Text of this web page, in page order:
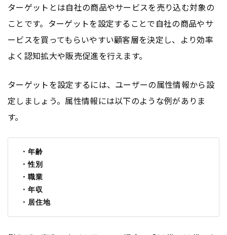
ターゲットとは自社の商品やサービスを売り込む対象の
ことです。ターゲットを設定することで自社の商品やサ
ービスを買ってもらいやすい顧客層を決定し、より効率
よく認知拡大や販売促進を行えます。
ターゲットを設定するには、ユーザーの属性情報から設
定しましょう。属性情報には以下のような例がありま
す。
・年齢
・性別
・職業
・年収
・居住地